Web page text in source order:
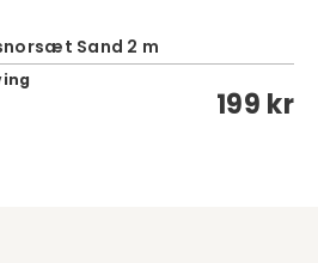
Sand 2 m
199 kr